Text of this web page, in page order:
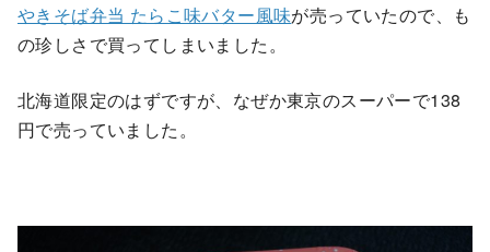
やきそば弁当 たらこ味バター風味が売っていたので、も
の珍しさで買ってしまいました。
北海道限定のはずですが、なぜか東京のスーパーで138
円で売っていました。